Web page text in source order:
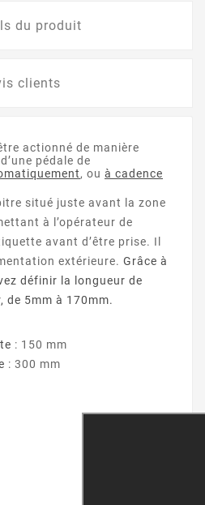
du produit
clients
actionné de manière
pédale de
, ou à cadence
situé juste avant la zone
à l’opérateur de
avant d’être prise. Il
extérieure. Grâce à
définir la longueur de
de 5mm à 170mm.
: 150 mm
: 300 mm